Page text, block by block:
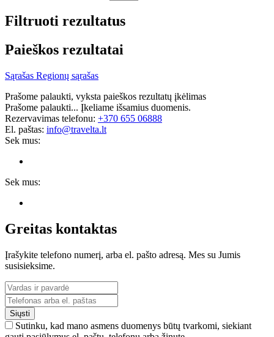
Filtruoti rezultatus
Paieškos rezultatai
Sąrašas Regionų sąrašas
Prašome palaukti, vyksta paieškos rezultatų įkėlimas
Prašome palaukti... Įkeliame išsamius duomenis.
Rezervavimas telefonu: +370 655 06888
El. paštas: info@travelta.lt
Sek mus:
Sek mus:
Greitas kontaktas
Įrašykite telefono numerį, arba el. pašto adresą. Mes su Jumis
susisieksime.
Siųsti
Sutinku, kad mano asmens duomenys būtų tvarkomi, siekiant